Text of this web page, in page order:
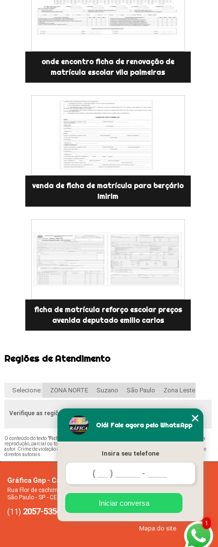
onde encontro ficha de renovação de
matrícula escolar vila palmeiras
venda de ficha de matrícula para berçário
Imirim
ficha de matrícula reforço escolar preços
avenida deputado emilio carlos
Regiões de Atendimento
Selecione: ZONA NORTE Suzano São Paulo Zona Leste
Verifique as regiões que atendemos
O conteúdo do texto "Ficha de Matrícula Creche Anália Franco
" é de direito reservado. Sua
reprodução, parcial ou total, mesmo citando nossos links, é proibida sem a autorização do
autor. Crime de violação de direito autoral – artigo 184 do Código Penal –
Lei 9610/98 - Lei de
direitos autorais
Gráfica Gnp - Cartão de visita
Rua Flor de cachimbo, 274 - Jardim Santana
São Paulo - SP - CEP: 08050-040
(11) 2057-5356 (11)94612-2445
Missão
Mapa do site
1
Olá! Fale agora pelo WhatsApp
Insira seu telefone
Iniciar conversa